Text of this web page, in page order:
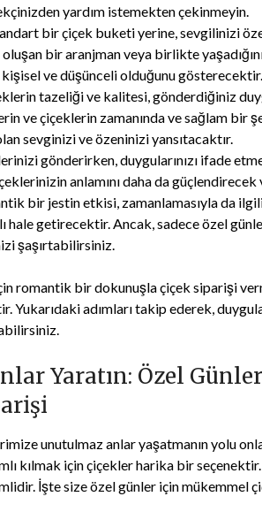
yardım istemekten çekinmeyin.
bir çiçek buketi yerine, sevgilinizi
bir aranjman veya birlikte
kişisel ve düşünceli olduğunu gösterecektir.
tazeliği ve kalitesi, gönderdiğiniz
ve çiçeklerin zamanında ve sağlam bir
sevginizi ve özeninizi yansıtacaktır.
gönderirken, duygularınızı ifade
anlamını daha da
bir jestin etkisi, zamanlamasıyla da
hale getirecektir. Ancak, sadece özel
şaşırtabilirsiniz.
romantik bir dokunuşla çiçek siparişi
Yukarıdaki adımları takip ederek,
Yaratın: Özel
unutulmaz anlar yaşatmanın yolu
kılmak için çiçekler harika bir
İşte size özel günler için mükemmel